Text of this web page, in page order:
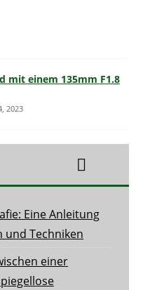
mit einem 135mm F1.8
2023
Eine Anleitung
und Techniken
einer